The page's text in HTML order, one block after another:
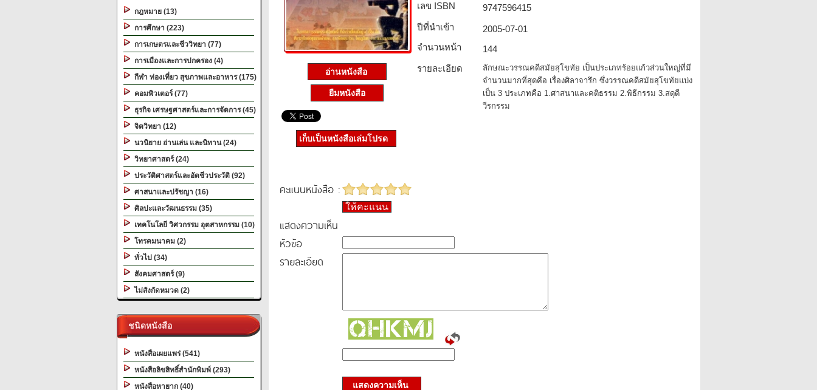
กฎหมาย (13)
การศึกษา (223)
การเกษตรและชีววิทยา (77)
การเมืองและการปกครอง (4)
กีฬา ท่องเที่ยว สุขภาพและอาหาร (175)
คอมพิวเตอร์ (77)
ธุรกิจ เศรษฐศาสตร์และการจัดการ (45)
จิตวิทยา (12)
นวนิยาย อ่านเล่น และนิทาน (24)
วิทยาศาสตร์ (24)
ประวัติศาสตร์และอัตชีวประวัติ (92)
ศาสนาและปรัชญา (16)
ศิลปะและวัฒนธรรม (35)
เทคโนโลยี วิศวกรรม อุตสาหกรรม (10)
โทรคมนาคม (2)
ทั่วไป (34)
สังคมศาสตร์ (9)
ไม่สังกัดหมวด (2)
ชนิดหนังสือ
หนังสือเผยแพร่ (541)
หนังสือลิขสิทธิ์สำนักพิมพ์ (293)
หนังสือหายาก (40)
อ่านหนังสือ
ยืมหนังสือ
เลข ISBN
9747596415
ปีที่นำเข้า
2005-07-01
จำนวนหน้า
144
รายละเอียด
ลักษณะวรรณคดีสมัยสุโขทัย เป็นประเภทร้อยแก้วส่วนใหญ่ที่มี
จำนวนมากที่สุดคือ เรื่องศิลาจารึก ซึ่งวรรณคดีสมัยสุโขทัยแบ่ง
เป็น 3 ประเภทคือ 1.ศาสนาและคติธรรม 2.พิธีกรรม 3.สดุดี
วีรกรรม
เก็บเป็นหนังสือเล่มโปรด
คะแนนหนังสือ :
ให้คะแนน
แสดงความเห็น
หัวข้อ
รายละเอียด
แสดงความเห็น